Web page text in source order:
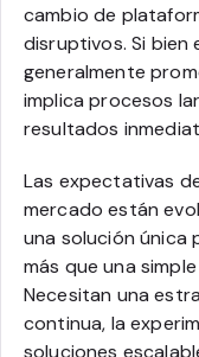
cambio de
disruptivos. Si bien
generalmente
implica procesos
resultados
Las expectativas
mercado están
una solución única
más que una
Necesitan una
continua, la
soluciones